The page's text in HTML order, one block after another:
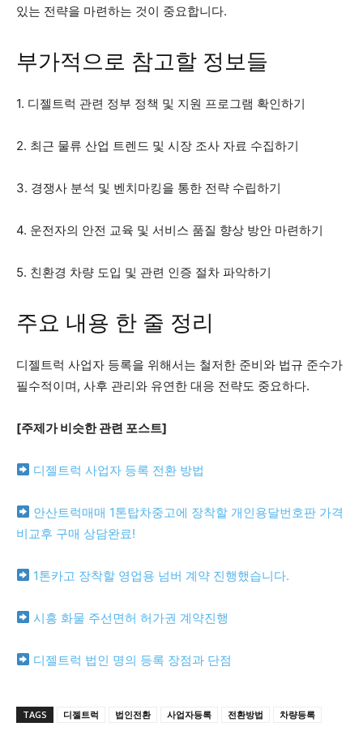
있는 전략을 마련하는 것이 중요합니다.
부가적으로 참고할 정보들
1. 디젤트럭 관련 정부 정책 및 지원 프로그램 확인하기
2. 최근 물류 산업 트렌드 및 시장 조사 자료 수집하기
3. 경쟁사 분석 및 벤치마킹을 통한 전략 수립하기
4. 운전자의 안전 교육 및 서비스 품질 향상 방안 마련하기
5. 친환경 차량 도입 및 관련 인증 절차 파악하기
주요 내용 한 줄 정리
디젤트럭 사업자 등록을 위해서는 철저한 준비와 법규 준수가
필수적이며, 사후 관리와 유연한 대응 전략도 중요하다.
[주제가 비슷한 관련 포스트]
디젤트럭 사업자 등록 전환 방법
안산트럭매매 1톤탑차중고에 장착할 개인용달번호판 가격
비교후 구매 상담완료!
1톤카고 장착할 영업용 넘버 계약 진행했습니다.
시흥 화물 주선면허 허가권 계약진행
디젤트럭 법인 명의 등록 장점과 단점
TAGS 디젤트럭 법인전환 사업자등록 전환방법 차량등록